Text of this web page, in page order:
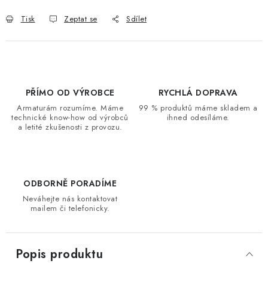
Tisk Zeptat se Sdílet
PŘÍMO OD VÝROBCE
Armaturám rozumíme. Máme
technické know-how od výrobců
a letité zkušenosti z provozu.
RYCHLÁ DOPRAVA
99 % produktů máme skladem a
ihned odesíláme.
ODBORNĚ PORADÍME
Neváhejte nás kontaktovat
mailem či telefonicky.
Popis produktu